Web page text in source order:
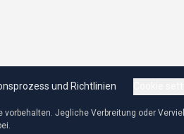
und Richtlinien
Jegliche Verbreitung oder